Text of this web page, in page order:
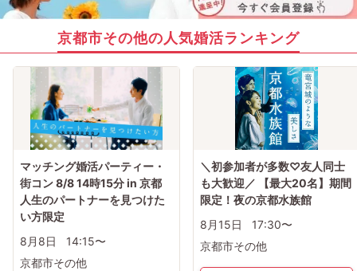
京都市その他の人気婚活ランキング
マッチング婚活パーティー・
街コン 8/8 14時15分 in 京都
人生のパートナーを見つけた
い方限定
8月8日
14:15〜
京都市その他
＼初参加者が多数♡友人同士
も大歓迎／ 【最大20名】期間
限定！夜の京都水族館
8月15日
17:30〜
京都市その他